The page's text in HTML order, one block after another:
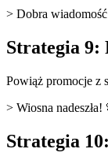
> Dobra
Strategia 9:
Powiąż promocje z
> Wiosna
Strategia